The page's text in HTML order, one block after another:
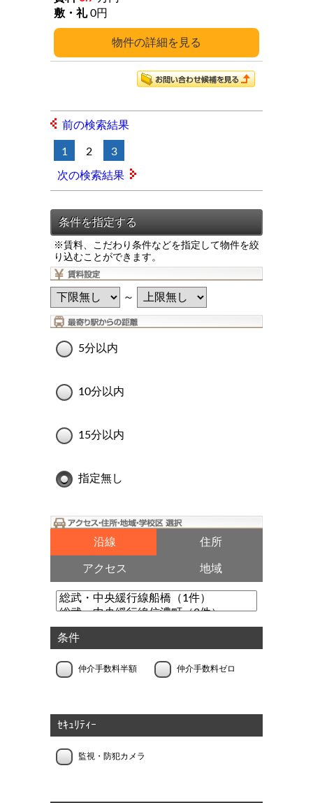
詳細
0円
前の検索結果
1 2 3
次の検索結果
※賃料、こだわり条件などを指定して物件を絞
り込むことができます。
～
5分以内
10分以内
15分以内
指定無し
沿線 住所
アクセス 地域
条件
仲介手数料半額 仲介手数料ゼロ
ｾｷｭﾘﾃｨｰ
監視・防犯カメラ